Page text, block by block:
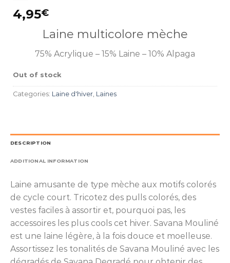
4,95€
Laine multicolore mèche
75% Acrylique – 15% Laine – 10% Alpaga
Out of stock
Categories: Laine d'hiver Laines
DESCRIPTION
ADDITIONAL INFORMATION
Laine amusante de type mèche aux motifs colorés
de cycle court. Tricotez des pulls colorés, des
vestes faciles à assortir et, pourquoi pas, les
accessoires les plus cools cet hiver. Savana Mouliné
est une laine légère, à la fois douce et moelleuse.
Assortissez les tonalités de Savana Mouliné avec les